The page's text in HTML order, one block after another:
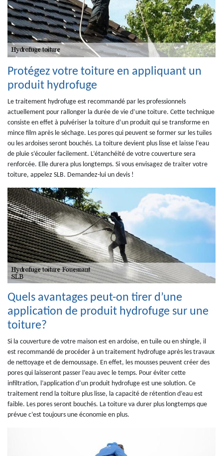
Protégez votre toiture en appliquant un
produit hydrofuge
Le traitement hydrofuge est recommandé par les professionnels
actuellement pour rallonger la durée de vie d’une toiture. Cette technique
consiste en effet à pulvériser la toiture d’un produit qui se transforme en
mince film après le séchage. Les pores qui peuvent se former sur les tuiles
ou les ardoises seront bouchés. La toiture devient plus lisse et laisse l’eau
de pluie s’écouler facilement. L’étanchéité de votre couverture sera
renforcée. Elle durera plus longtemps. Si vous envisagez de traiter votre
toiture, appelez SLB. Demandez-lui un devis !
Quels avantages peut-on tirer d’une
application de produit hydrofuge sur une
toiture?
Si la couverture de votre maison est en ardoise, en tuile ou en shingle, il
est recommandé de procéder à un traitement hydrofuge après les travaux
de nettoyage et de demoussage. En effet, les mousses peuvent créer des
pores qui laisseront passer l’eau avec le temps. Pour éviter cette
infiltration, l’application d’un produit hydrofuge est une solution. Ce
traitement rend la toiture plus lisse, la capacité de rétention d’eau est
faible. Les pores seront bouchés. La toiture va durer plus longtemps que
prévue c’est toujours une économie en plus.